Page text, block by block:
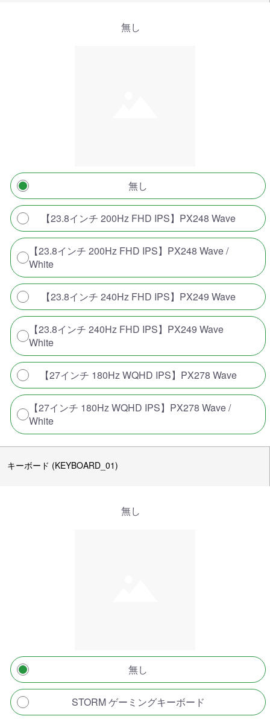
無し
無し
【23.8インチ 200Hz FHD IPS】PX248 Wave
【23.8インチ 200Hz FHD IPS】PX248 Wave /
White
【23.8インチ 240Hz FHD IPS】PX249 Wave
【23.8インチ 240Hz FHD IPS】PX249 Wave
White
【27インチ 180Hz WQHD IPS】PX278 Wave
【27インチ 180Hz WQHD IPS】PX278 Wave /
White
キーボード (KEYBOARD_01)
無し
無し
STORM ゲーミングキーボード